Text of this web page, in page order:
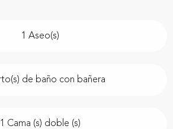
1 Aseo(s)
de baño con bañera
1 Cama (s) doble (s)